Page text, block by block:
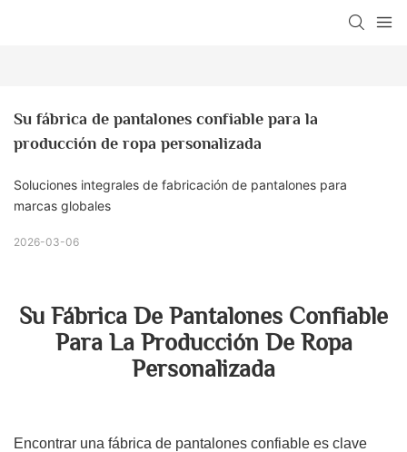
Su fábrica de pantalones confiable para la
producción de ropa personalizada
Soluciones integrales de fabricación de pantalones para
marcas globales
2026-03-06
Su Fábrica De Pantalones Confiable
Para La Producción De Ropa
Personalizada
Encontrar una fábrica de pantalones confiable es clave